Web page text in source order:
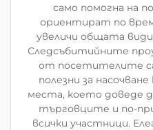
само помогна на
ориентират по
увеличи общата
Следсъбитийните
от посетителите
полезни за
места, което доведе
търговците и по-
всички участници.